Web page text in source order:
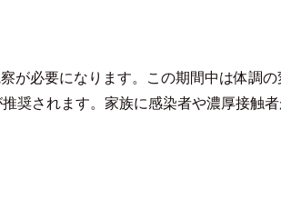
が必要になります。この期間中は体調の
推奨されます。家族に感染者や濃厚接触